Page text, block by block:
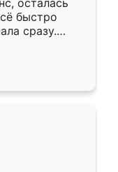
осталась
быстро
сразу.
подошёл к
Собрали
даже